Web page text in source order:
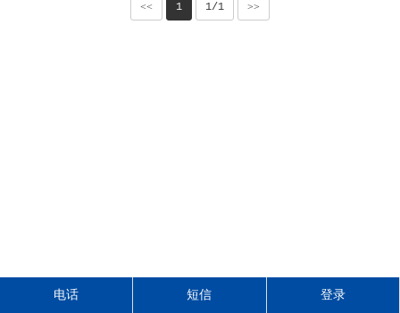
<< 1 1/1 >>
电话 短信 登录